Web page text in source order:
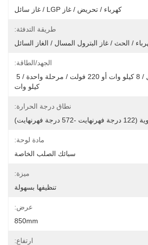
كهرباء / تحريض / غاز LGP / غاز سائل
طريقة التدفئة:
/ الحث / غاز البترول المسال / الغاز السائل
الجهد/الطاقة:
كيلو وات
نطاق درجة الحرارة:
مادة لوحة:
سبائك الصلب الخاصة
ميزة:
تنظيفها بسهولة
عرض:
850mm
ارتفاع: